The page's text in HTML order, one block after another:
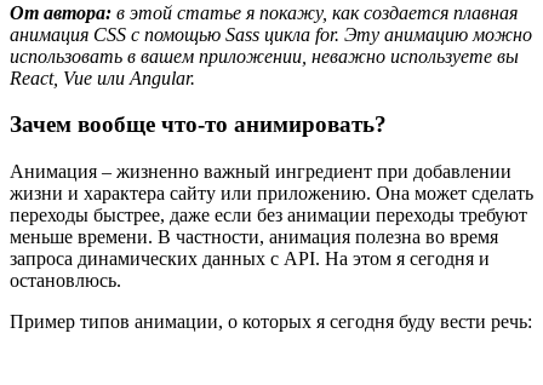
От автора: в этой статье я покажу, как создается плавная
анимация CSS с помощью Sass цикла for. Эту анимацию можно
использовать в вашем приложении, неважно используете вы
React, Vue или Angular.
Зачем вообще что-то анимировать?
Анимация – жизненно важный ингредиент при добавлении
жизни и характера сайту или приложению. Она может сделать
переходы быстрее, даже если без анимации переходы требуют
меньше времени. В частности, анимация полезна во время
запроса динамических данных с API. На этом я сегодня и
остановлюсь.
Пример типов анимации, о которых я сегодня буду вести речь: